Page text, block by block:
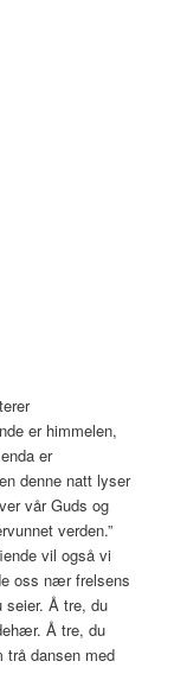
er himmelen,
er
denne natt lyser
vår Guds og
verden.”
vil også vi
oss nær frelsens
Å tre, du
Å tre, du
trå dansen med